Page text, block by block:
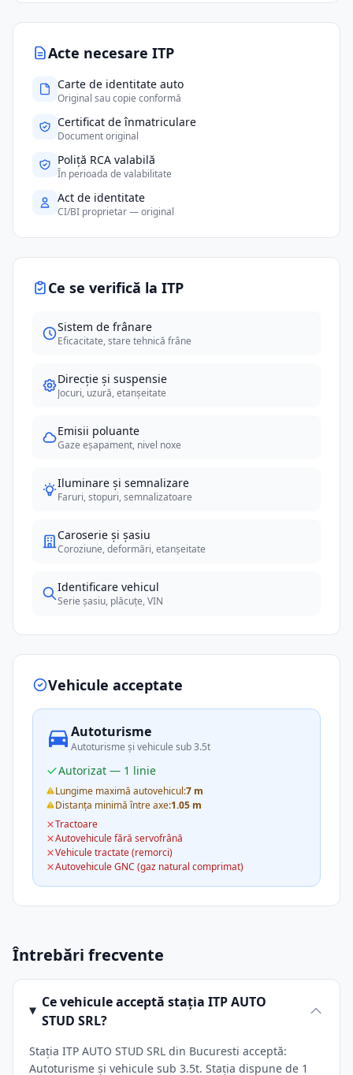
Acte necesare ITP
Carte de identitate auto
Original sau copie conformă
Certificat de înmatriculare
Document original
Poliță RCA valabilă
În perioada de valabilitate
Act de identitate
CI/BI proprietar — original
Ce se verifică la ITP
Sistem de frânare
Eficacitate, stare tehnică frâne
Direcție și suspensie
Jocuri, uzură, etanșeitate
Emisii poluante
Gaze eșapament, nivel noxe
Iluminare și semnalizare
Faruri, stopuri, semnalizatoare
Caroserie și șasiu
Coroziune, deformări, etanșeitate
Identificare vehicul
Serie șasiu, plăcuțe, VIN
Vehicule acceptate
Autoturisme
Autoturisme și vehicule sub 3.5t
Autorizat — 1 linie
Lungime maximă autovehicul:7 m
Distanța minimă între axe:1.05 m
Tractoare
Autovehicule fără servofrână
Vehicule tractate (remorci)
Autovehicule GNC (gaz natural comprimat)
Întrebări frecvente
Ce vehicule acceptă stația ITP AUTO
STUD SRL?
Stația ITP AUTO STUD SRL din Bucuresti acceptă:
Autoturisme și vehicule sub 3.5t. Stația dispune de 1